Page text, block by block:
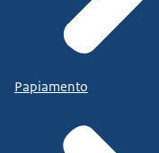
Papiamento